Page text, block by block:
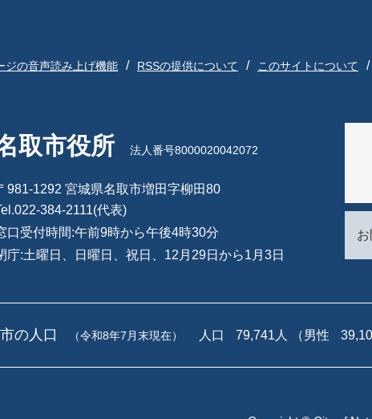
ジの音声読み上げ機能 RSSの提供について このサイトについて
取市役所 法人番号8000020042072
981-1292 宮城県名取市増田字柳田80
384-2111(代表)
口受付時間:午前9時から午後4時30分
庁:土曜日、日曜日、祝日、12月29日から1月3日
の人口 （令和8年7月末現在） 人口 79,741人 （男性